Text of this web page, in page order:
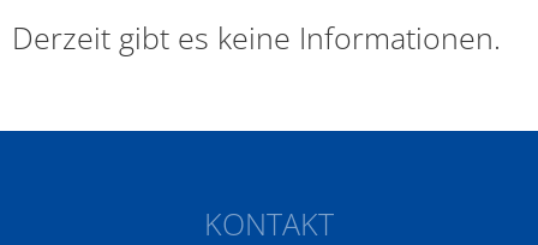
Derzeit gibt es keine Informationen.
KONTAKT